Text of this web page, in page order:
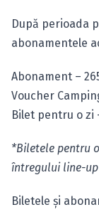
După perioada
abonamentele
Abonament –
Voucher
Bilet pentru o zi
*Biletele pentru
întregului line-up
Biletele şi